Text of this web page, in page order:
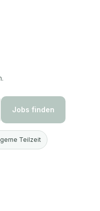
Jobs finden
Teilzeit